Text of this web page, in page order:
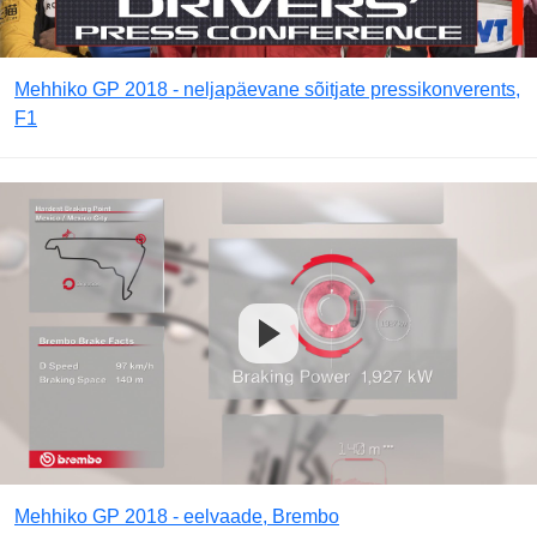
Mehhiko GP 2018 - neljapäevane sõitjate pressikonverents,
F1
Mehhiko GP 2018 - eelvaade, Brembo